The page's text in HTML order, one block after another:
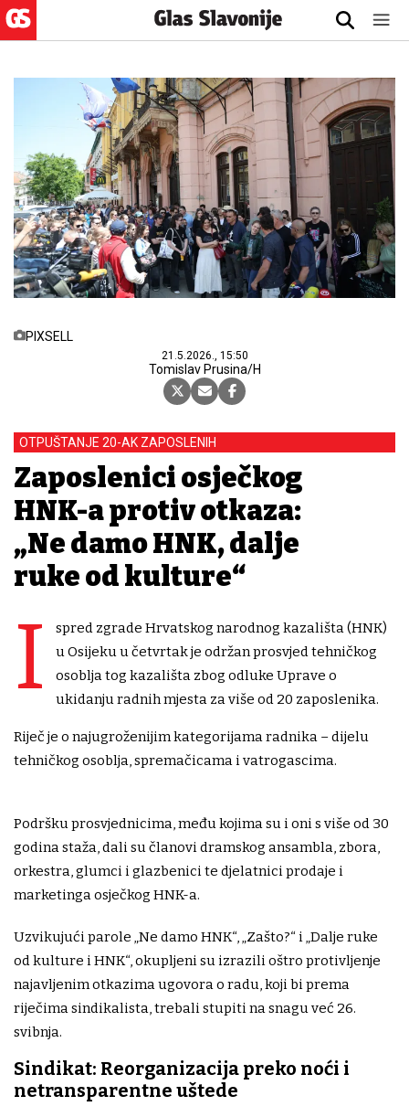
PIXSELL
21.5.2026., 15:50
Tomislav Prusina/H
OTPUŠTANJE 20-AK ZAPOSLENIH
Zaposlenici osječkog
HNK-a protiv otkaza:
„Ne damo HNK, dalje
ruke od kulture“
I
spred zgrade Hrvatskog narodnog kazališta (HNK)
u Osijeku u četvrtak je održan prosvjed tehničkog
osoblja tog kazališta zbog odluke Uprave o
ukidanju radnih mjesta za više od 20 zaposlenika.
Riječ je o najugroženijim kategorijama radnika – dijelu
tehničkog osoblja, spremačicama i vatrogascima.
Podršku prosvjednicima, među kojima su i oni s više od 30
godina staža, dali su članovi dramskog ansambla, zbora,
orkestra, glumci i glazbenici te djelatnici prodaje i
marketinga osječkog HNK-a.
Uzvikujući parole „Ne damo HNK“, „Zašto?“ i „Dalje ruke
od kulture i HNK“, okupljeni su izrazili oštro protivljenje
najavljenim otkazima ugovora o radu, koji bi prema
riječima sindikalista, trebali stupiti na snagu već 26.
svibnja.
Sindikat: Reorganizacija preko noći i
netransparentne uštede